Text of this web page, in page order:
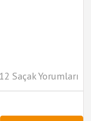
Saçak Yorumları